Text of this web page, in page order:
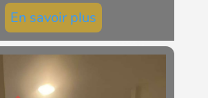
En savoir plus